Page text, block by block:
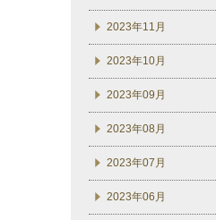
2023年11月
2023年10月
2023年09月
2023年08月
2023年07月
2023年06月